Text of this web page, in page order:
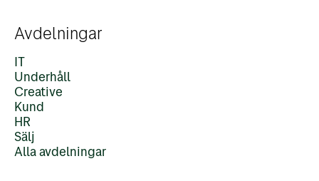
Avdelningar
IT
Underhåll
Creative
Kund
HR
Sälj
Alla avdelningar